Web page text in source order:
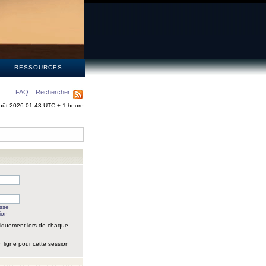
RESSOURCES
FAQ Rechercher
2026 01:43 UTC + 1 heure
lors de chaque
ligne pour cette session